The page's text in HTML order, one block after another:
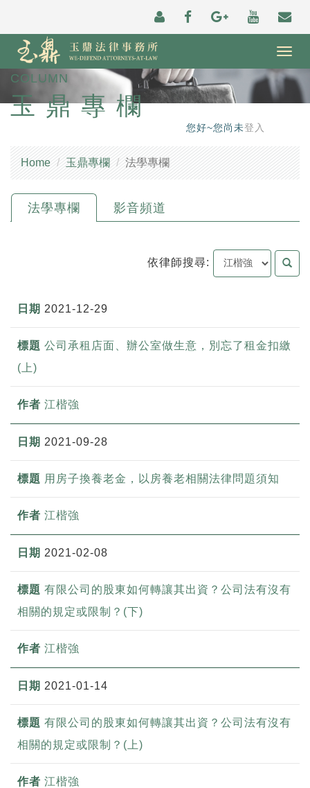
COLUMN
玉鼎專欄
您好~您尚未登入
Home 玉鼎專欄 法學專欄
法學專欄 影音頻道
依律師搜尋:
2021-12-29
公司承租店面、辦公室做生意，別忘了租金扣繳
(上)
江楷強
2021-09-28
用房子換養老金，以房養老相關法律問題須知
江楷強
2021-02-08
有限公司的股東如何轉讓其出資？公司法有沒有
相關的規定或限制？(下)
江楷強
2021-01-14
有限公司的股東如何轉讓其出資？公司法有沒有
相關的規定或限制？(上)
江楷強